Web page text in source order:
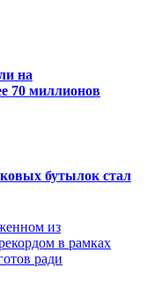
на
70 миллионов
бутылок стал
из
в рамках
ради